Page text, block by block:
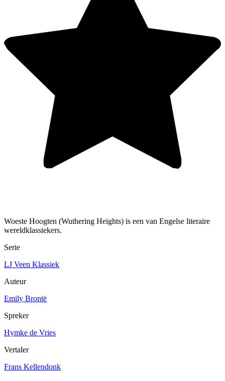
Woeste Hoogten (Wuthering Heights) is een van Engelse literaire
wereldklassiekers.
Serie
LJ Veen Klassiek
Auteur
Emily Brontë
Spreker
Hymke de Vries
Vertaler
Frans Kellendonk